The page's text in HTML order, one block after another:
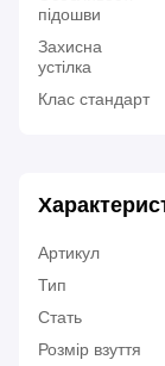
підошви
Захисна
устілка
Клас стандарт
Артикул
Тип
Стать
Розмір взуття